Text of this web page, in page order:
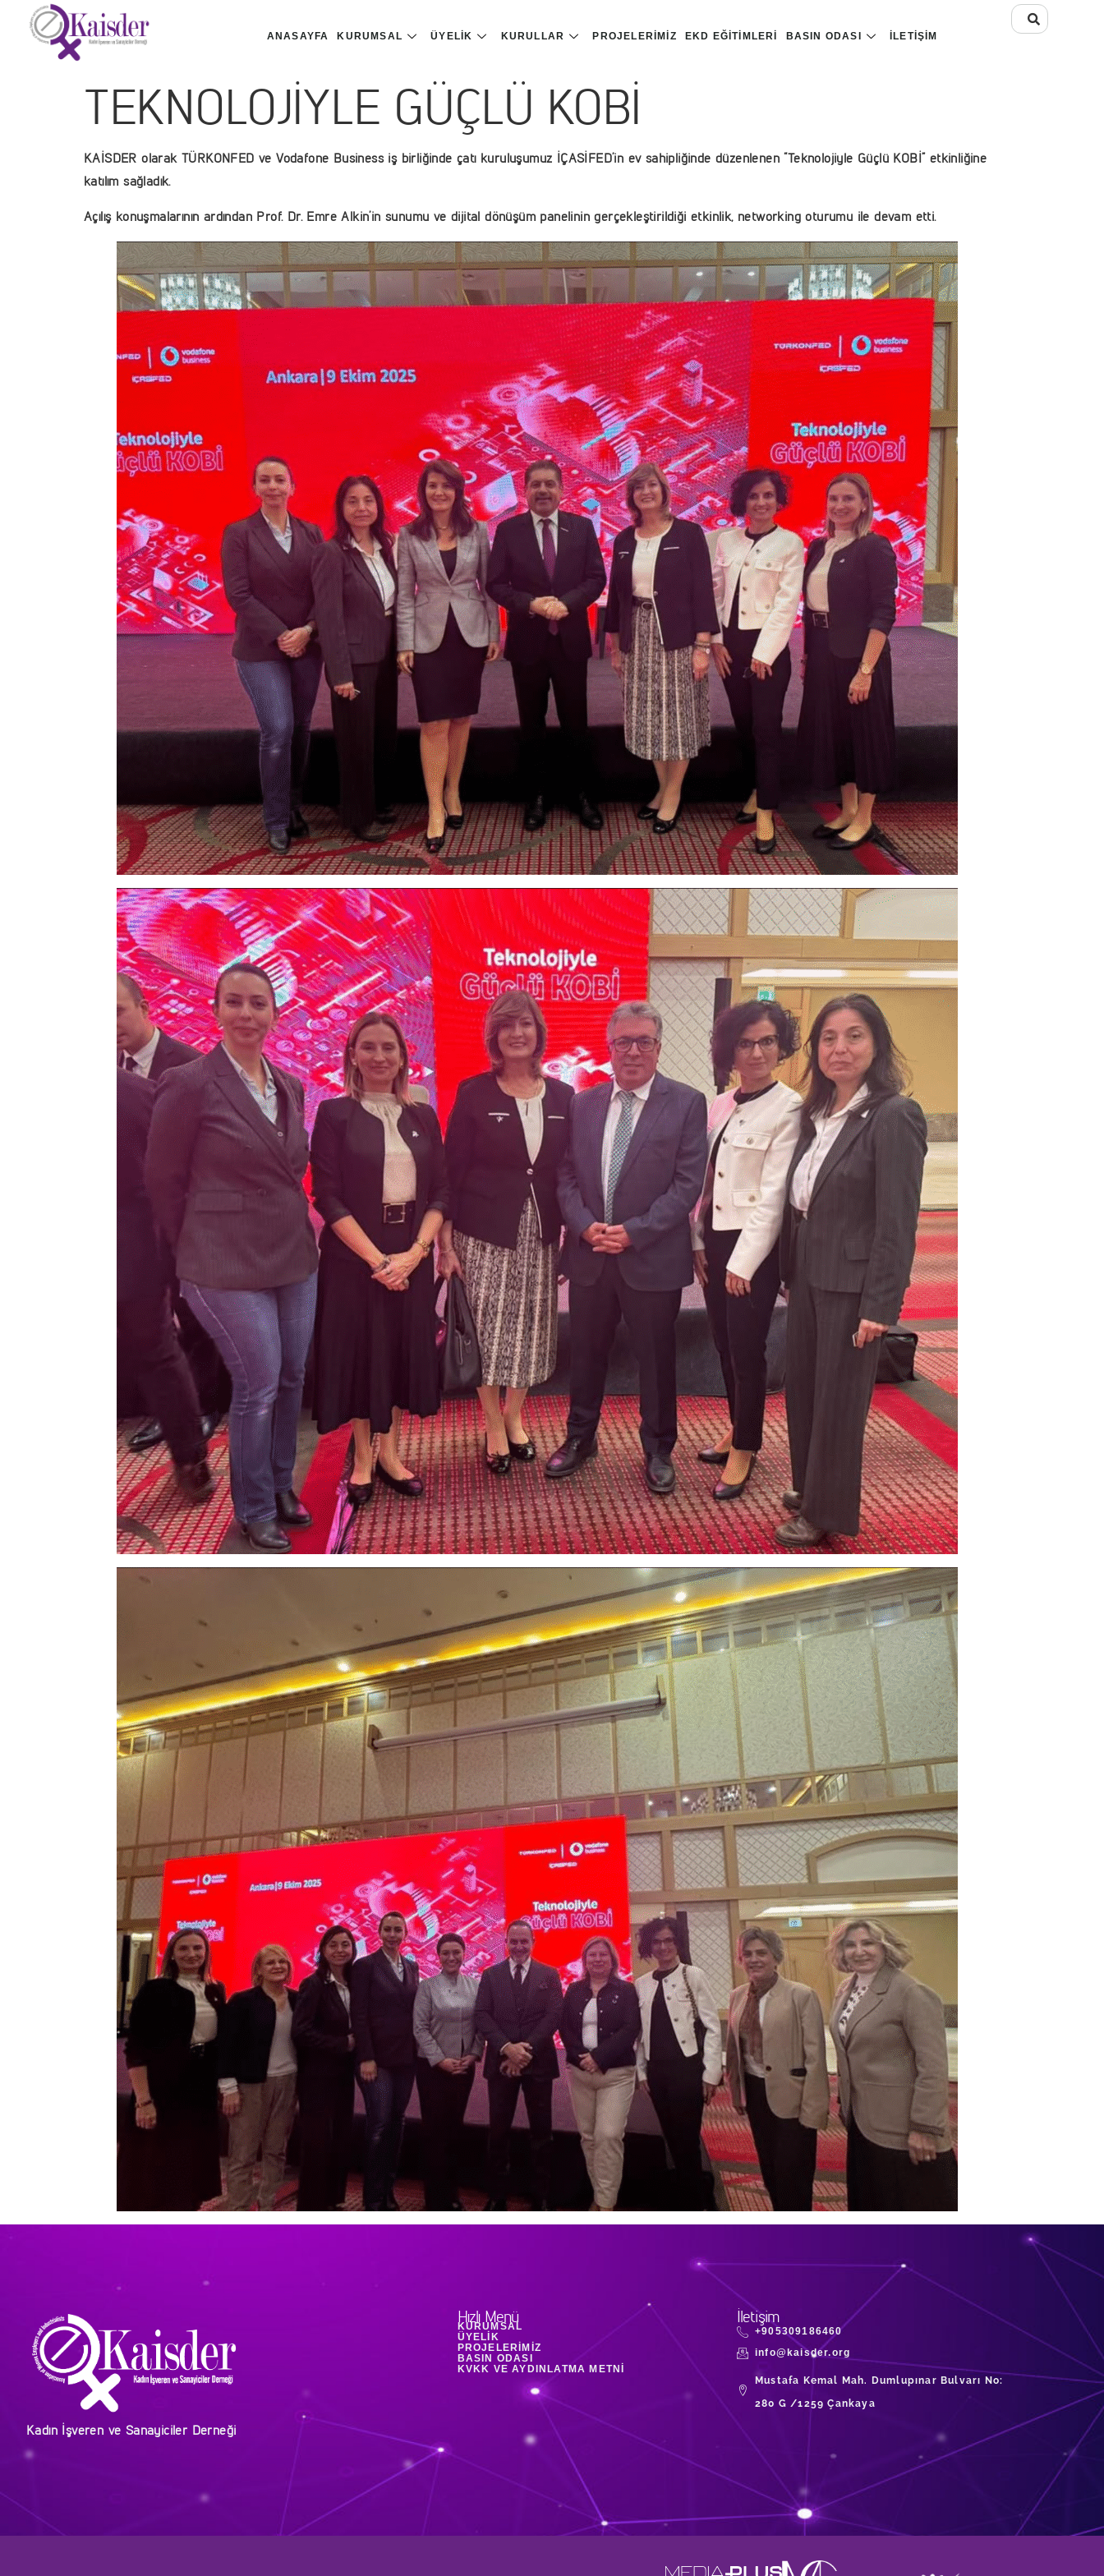
ANASAYFA KURUMSAL ÜYELIK KURULLAR PROJELERIMIZ EKD EĞITIMLERI BASIN ODASI İLETIŞIM
TEKNOLOJİYLE GÜÇLÜ KOBİ
KAİSDER olarak TÜRKONFED ve Vodafone Business iş birliğinde çatı kuruluşumuz İÇASİFED’in ev sahipliğinde düzenlenen “Teknolojiyle Güçlü KOBİ” etkinliğine
katılım sağladık.
Açılış konuşmalarının ardından Prof. Dr. Emre Alkin’in sunumu ve dijital dönüşüm panelinin gerçekleştirildiği etkinlik, networking oturumu ile devam etti.
Kadın İşveren ve Sanayiciler Derneği
Hızlı Menü
KURUMSAL
ÜYELIK
PROJELERIMIZ
BASIN ODASI
KVKK VE AYDINLATMA METNI
İletişim
+905309186460
info@kaisder.org
Mustafa Kemal Mah. Dumlupınar Bulvarı No:
280 G /1259 Çankaya